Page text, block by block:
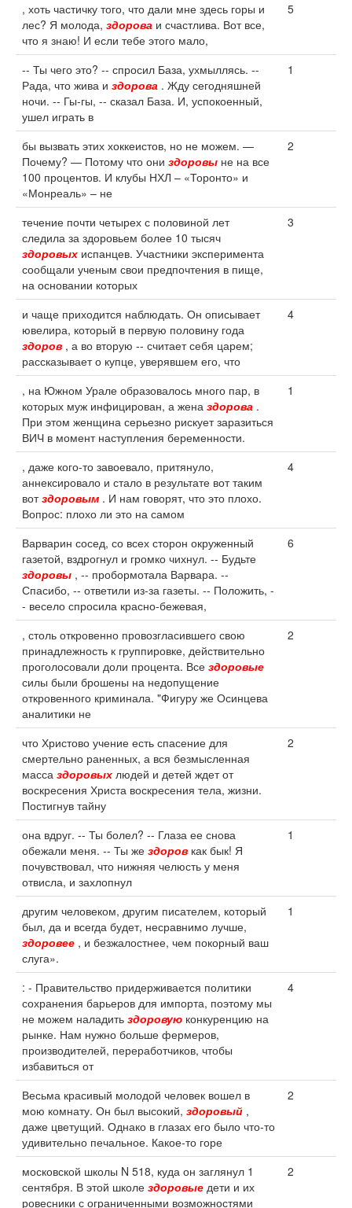
, хоть частичку того, что дали мне здесь горы и
лес? Я молода, здорова и счастлива. Вот все,
что я знаю! И если тебе этого мало,
5
-- Ты чего это? -- спросил База, ухмыллясь. --
Рада, что жива и здорова . Жду сегодняшней
ночи. -- Гы-гы, -- сказал База. И, успокоенный,
ушел играть в
1
бы вызвать этих хоккеистов, но не можем. —
Почему? — Потому что они здоровы не на все
100 процентов. И клубы НХЛ – «Торонто» и
«Монреаль» – не
2
течение почти четырех с половиной лет
следила за здоровьем более 10 тысяч
здоровых испанцев. Участники эксперимента
сообщали ученым свои предпочтения в пище,
на основании которых
3
и чаще приходится наблюдать. Он описывает
ювелира, который в первую половину года
здоров , а во вторую -- считает себя царем;
рассказывает о купце, уверявшем его, что
4
, на Южном Урале образовалось много пар, в
которых муж инфицирован, а жена здорова .
При этом женщина серьезно рискует заразиться
ВИЧ в момент наступления беременности.
1
, даже кого-то завоевало, притянуло,
аннексировало и стало в результате вот таким
вотздоровым . И нам говорят, что это плохо.
Вопрос: плохо ли это на самом
4
Варварин сосед, со всех сторон окруженный
газетой, вздрогнул и громко чихнул. -- Будьте
здоровы , -- пробормотала Варвара. --
Спасибо, -- ответили из-за газеты. -- Положить, -
- весело спросила красно-бежевая,
6
, столь откровенно провозгласившего свою
принадлежность к группировке, действительно
проголосовали доли процента. Все здоровые
силы были брошены на недопущение
откровенного криминала. "Фигуру же Осинцева
аналитики не
2
что Христово учение есть спасение для
смертельно раненных, а вся безмысленная
масса здоровых людей и детей ждет от
воскресения Христа воскресения тела, жизни.
Постигнув тайну
2
она вдруг. -- Ты болел? -- Глаза ее снова
обежали меня. -- Ты же здоров как бык! Я
почувствовал, что нижняя челюсть у меня
отвисла, и захлопнул
1
другим человеком, другим писателем, который
был, да и всегда будет, несравнимо лучше,
здоровее , и безжалостнее, чем покорный ваш
слуга».
1
: - Правительство придерживается политики
сохранения барьеров для импорта, поэтому мы
не можем наладить здоровую конкуренцию на
рынке. Нам нужно больше фермеров,
производителей, переработчиков, чтобы
избавиться от
4
Весьма красивый молодой человек вошел в
мою комнату. Он был высокий, здоровый ,
даже цветущий. Однако в глазах его было что-то
удивительно печальное. Какое-то горе
2
московской школы N 518, куда он заглянул 1
сентября. В этой школе здоровые дети и их
ровесники с ограниченными возможностями
2